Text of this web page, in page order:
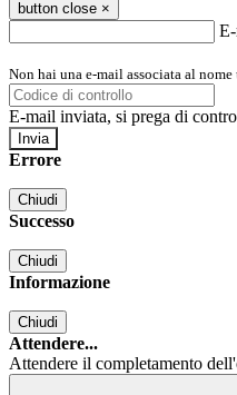
button close ×
Non hai una e-mail associata al
E-mail inviata, si prega di
Errore
Chiudi
Successo
Chiudi
Informazione
Chiudi
Attendere...
Attendere il completamento